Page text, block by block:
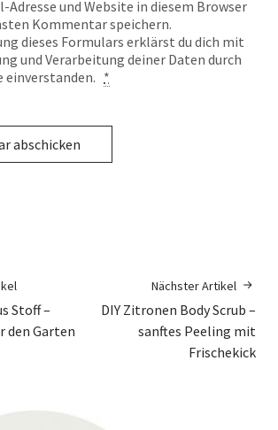
Adresse und Website in diesem Browser
Kommentar speichern.
dieses Formulars erklärst du dich mit
und Verarbeitung deiner Daten durch
einverstanden. *
Stoff –
den Garten
Nächster Artikel
DIY Zitronen Body Scrub –
sanftes Peeling mit
Frischekick